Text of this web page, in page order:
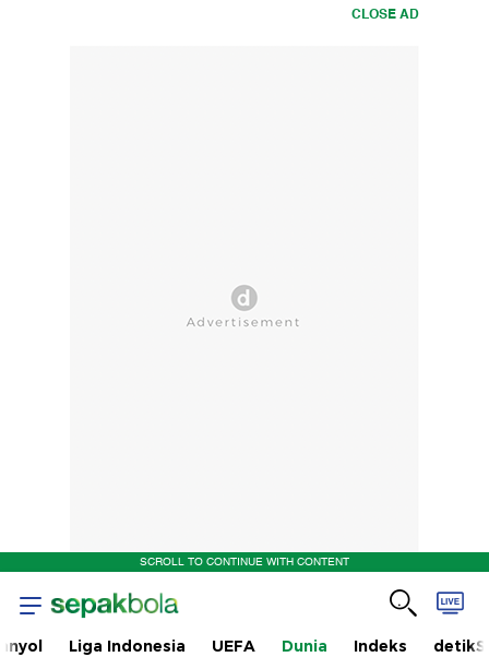
CLOSE AD
SCROLL TO CONTINUE WITH CONTENT
Liga Indonesia UEFA Dunia Indeks